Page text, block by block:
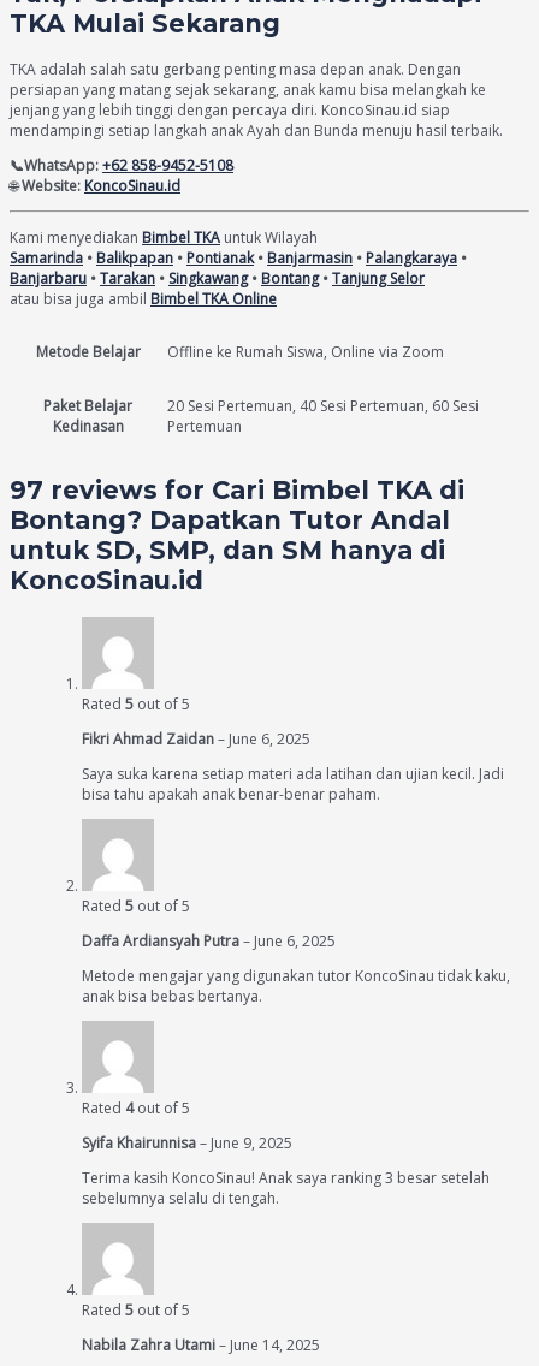
TKA Mulai Sekarang
TKA adalah salah satu gerbang penting masa depan anak. Dengan
persiapan yang matang sejak sekarang, anak kamu bisa melangkah ke
jenjang yang lebih tinggi dengan percaya diri. KoncoSinau.id siap
mendampingi setiap langkah anak Ayah dan Bunda menuju hasil terbaik.
📞WhatsApp:+62 858-9452-5108
🌐Website: KoncoSinau.id
Kami menyediakan Bimbel TKA untuk Wilayah
Samarinda • Balikpapan • Pontianak• Banjarmasin • Palangkaraya •
Banjarbaru •Tarakan • Singkawang• Bontang•Tanjung Selor
atau bisa juga ambil Bimbel TKA Online
Metode Belajar Offline ke Rumah Siswa, Online via Zoom
Paket Belajar
Kedinasan
20 Sesi Pertemuan, 40 Sesi Pertemuan, 60 Sesi
Pertemuan
97 reviews for Cari Bimbel TKA di
Bontang? Dapatkan Tutor Andal
untuk SD, SMP, dan SM hanya di
KoncoSinau.id
Rated 5 out of 5
Fikri Ahmad Zaidan– June 6, 2025
Saya suka karena setiap materi ada latihan dan ujian kecil. Jadi
bisa tahu apakah anak benar-benar paham.
Rated 5 out of 5
Daffa Ardiansyah Putra– June 6, 2025
Metode mengajar yang digunakan tutor KoncoSinau tidak kaku,
anak bisa bebas bertanya.
Rated 4out of 5
Syifa Khairunnisa– June 9, 2025
Terima kasih KoncoSinau! Anak saya ranking 3 besar setelah
sebelumnya selalu di tengah.
Rated 5 out of 5
Nabila Zahra Utami– June 14, 2025